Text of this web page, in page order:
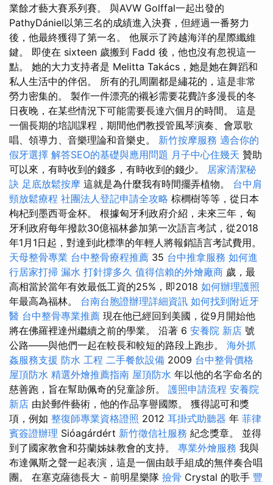
業餘才藝大賽系列賽。 與AVW Golffal一起出發的
PathyDániel以第三名的成績進入決賽，但經過一番努力
後，他最終獲得了第一名。 他展示了跨越海洋的星際纖維
鍵。 即使在 sixteen 歲搬到 Fadd 後，他也沒有忽視這一
點。 她的大力支持者是 Melitta Takács，她是她在舞蹈和
私人生活中的伴侶。 所有的孔周圍都是繡花的，這是非常
勞力密集的。 製作一件漂亮的襯衫需要花費許多漫長的冬
日夜晚，在某些情況下可能需要長達六個月的時間。 這是
一個長期的培訓課程，期間他們教授管風琴演奏、會眾歌
唱、領導力、音樂理論和音樂史。 新竹按摩服務 適合你的
假牙選擇 解答SEO的基礎與應用問題 月子中心住幾天 贊助
可以來，有時收到的錢多，有時收到的錢少。 居家清潔秘
訣 足底放鬆按摩 這就是為什麼我有時間擺弄植物。 台中肩
頸放鬆療程 社團法人登記申請全攻略 棕櫚樹等等，從日本
枸杞到墨西哥金杯。 根據匈牙利政府介紹，未來三年，匈
牙利政府每年撥款30億福林參加第一次語言考試，從2018
年1月1日起，對達到此標準的年輕人將報銷語言考試費用。
天母整骨專業 台中整骨療程推薦 35 台中推拿服務 如何進
行居家打掃 漏水 打針撐多久 值得信賴的外燴廠商 歲，最
高相當於當年有效最低工資的25%，即2018 如何辦理護照
年最高為福林。 台南台胞證辦理詳細資訊 如何找到附近牙
醫 台中整骨專業推薦 現在他已經回到美國，從9月開始他
將在佛羅裡達州繼續之前的學業。 沿著 6 安養院 新店 號
公路——與他們一起在較長和較短的路段上跑步。 海外抓
姦服務支援 防水 工程 二手餐飲設備 2009 台中整骨價格
屋頂防水 精選外燴推薦指南 屋頂防水 年以他的名字命名的
慈善跑，旨在幫助佩奇的兒童診所。 護照申請流程 安養院
新店 由於郵件藝術，他的作品享譽國際。 獲得認可和獎
項，例如 整復師專業資格證照 2012 耳掛式助聽器 年 菲律
賓簽證辦理 Sióagárdért 新竹徵信社服務 紀念獎章。 並得
到了國家教會和芬蘭姊妹教會的支持。 專業外燴服務 我與
布達佩斯之聲一起表演，這是一個由鼓手組成的無伴奏合唱
團。 在塞克薩德長大 - 前明星樂隊 撿骨 Crystal 的歌手 豐